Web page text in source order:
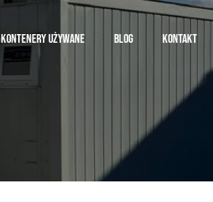
KONTENERY UŻYWANE BLOG KONTAKT